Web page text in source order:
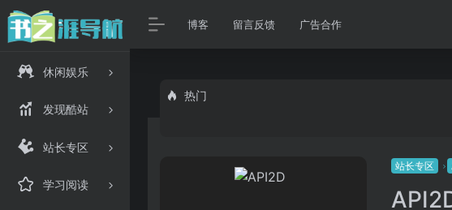
休闲娱乐
发现酷站
站长专区
学习阅读
博客 留言反馈 广告合作
热门
站长专区